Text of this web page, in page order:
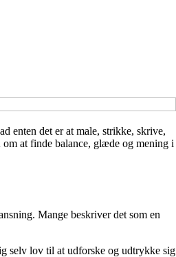
enten det er at male, strikke, skrive,
at finde balance, glæde og mening i
Mange beskriver det som en
selv lov til at udforske og udtrykke sig